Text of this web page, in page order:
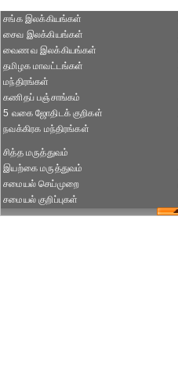
சங்க இலக்கியங்கள்
சைவ இலக்கியங்கள்
வைணவ இலக்கியங்கள்
தமிழக மாவட்டங்கள்
மந்திரங்கள்
கணிதப் பஞ்சாங்கம்
5 வகை ஜோதிடக் குறிகள்
நவக்கிரக மந்திரங்கள்
சித்த மருத்துவம்
இயற்கை மருத்துவம்
சமையல் செய்முறை
சமையல் குறிப்புகள்